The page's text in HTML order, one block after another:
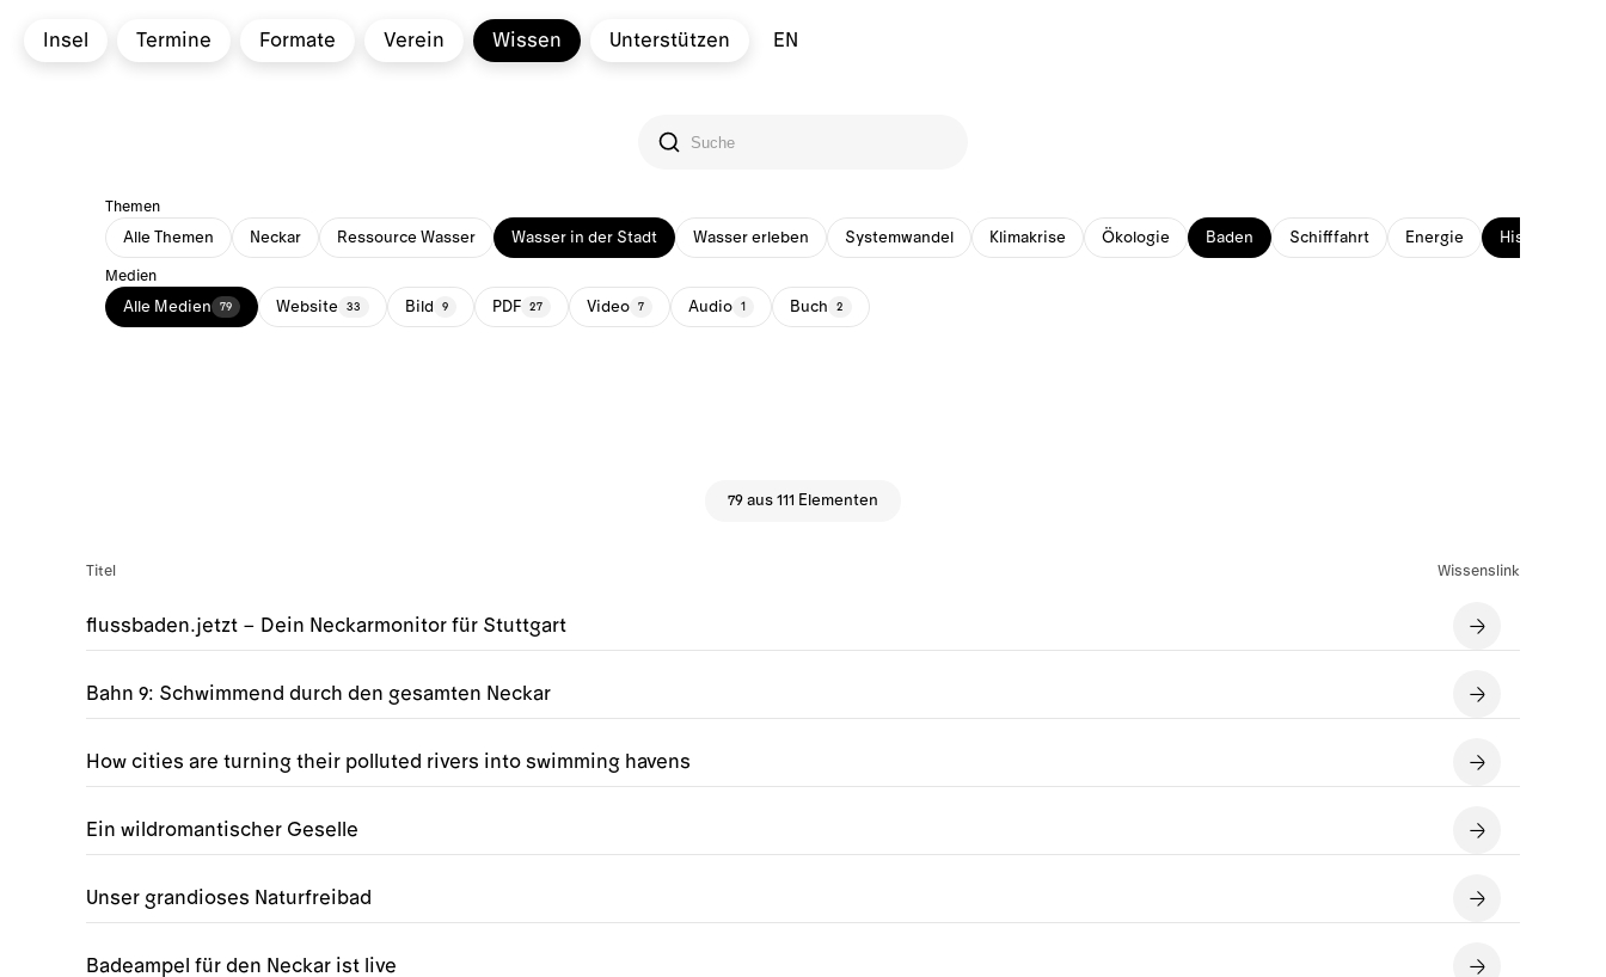
Insel Termine Formate Verein Wissen Unterstützen EN
Themen
Alle Themen Neckar Ressource Wasser Wasser in der Stadt Wasser erleben Systemwandel Klimakrise Ökologie Baden Schifffahrt Energie Historisches
Medien
Alle Medien 79 Website 33 Bild 9 PDF 27 Video 7 Audio 1 Buch 2
79 aus 111 Elementen
Titel Wissenslink
flussbaden.jetzt – Dein Neckarmonitor für Stuttgart
Bahn 9: Schwimmend durch den gesamten Neckar
How cities are turning their polluted rivers into swimming havens
Ein wildromantischer Geselle
Unser grandioses Naturfreibad
Badeampel für den Neckar ist live